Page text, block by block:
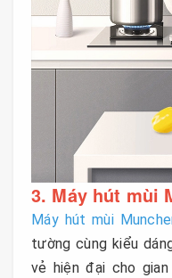
3. Máy hút mùi
Máy hút mùi
tường cùng kiểu
vẻ hiện đại cho